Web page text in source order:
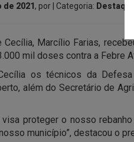
de 2021, por | Categoria: Destaque
Marcílio Farias,
mil doses contra a Febre
os técnicos da
além do Secretário de
visa proteger o nosso
município”, destacou o